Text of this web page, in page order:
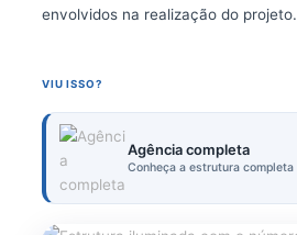
envolvidos na realização do projeto.
VIU ISSO?
Agência completa
Conheça a estrutura completa